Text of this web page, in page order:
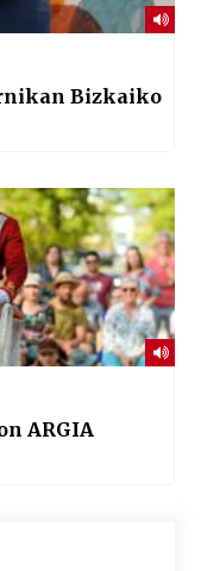
Bizkaiko
ARGIA